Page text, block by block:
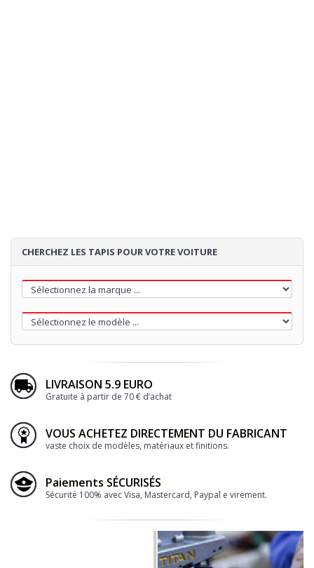
CHERCHEZ LES TAPIS POUR VOTRE VOITURE
LIVRAISON 5.9 EURO
Gratuite à partir de 70 € d’achat
VOUS ACHETEZ DIRECTEMENT DU FABRICANT
vaste choix de modèles, matériaux et finitions.
Paiements SÉCURISÉS
Sécurité 100% avec Visa, Mastercard, Paypal e virement.